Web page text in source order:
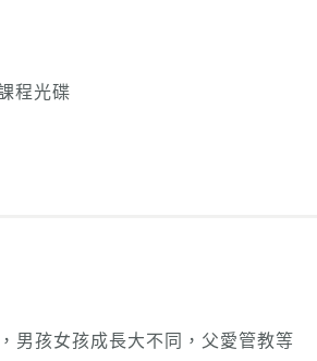
程光碟
男孩女孩成長大不同，父愛管教等